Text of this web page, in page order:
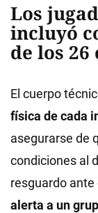
Los
incluyó
de los 26
El cuerpo
física de cada
asegurarse de
condiciones al
resguardo ante
alerta a un